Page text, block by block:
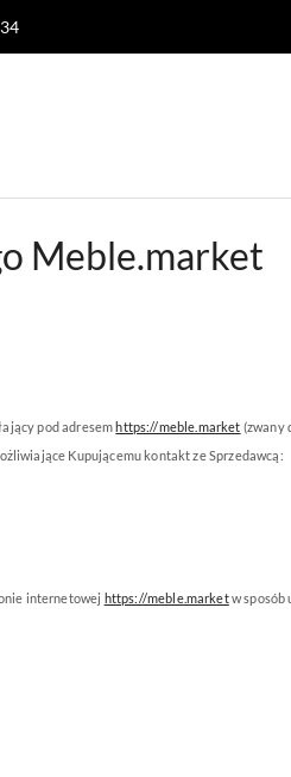
Meble.market
pod adresemhttps://meble.market (zwany
Kupującemu kontakt ze Sprzedawcą:
internetowej https://meble.marketw sposób